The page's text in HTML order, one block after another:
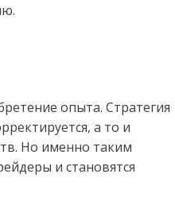
опыта. Стратегия
а то и
Но именно таким
и становятся